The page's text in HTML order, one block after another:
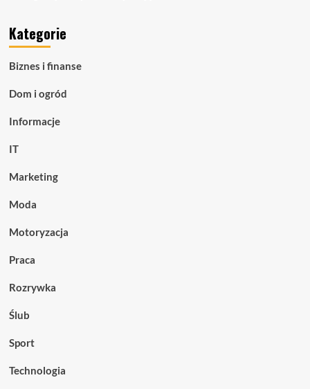
Kategorie
Biznes i finanse
Dom i ogród
Informacje
IT
Marketing
Moda
Motoryzacja
Praca
Rozrywka
Ślub
Sport
Technologia